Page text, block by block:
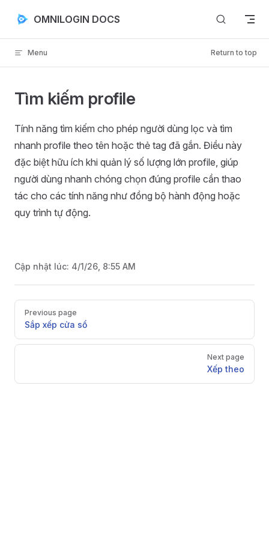
Skip to content
OMNILOGIN DOCS
Menu Return to top
Tìm kiếm profile
Tính năng tìm kiếm cho phép người dùng lọc và tìm
nhanh profile theo tên hoặc thẻ tag đã gắn. Điều này
đặc biệt hữu ích khi quản lý số lượng lớn profile, giúp
người dùng nhanh chóng chọn đúng profile cần thao
tác cho các tính năng như đồng bộ hành động hoặc
quy trình tự động.
Cập nhật lúc: 4/1/26, 8:55 AM
Pager
Previous page
Sắp xếp cửa sổ
Next page
Xếp theo